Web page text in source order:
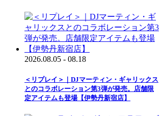
2026.08.05 - 08.18
＜リプレイ＞｜DJマーティン・ギャリックス
とのコラボレーション第3弾が発売。店舗限
定アイテムも登場【伊勢丹新宿店】